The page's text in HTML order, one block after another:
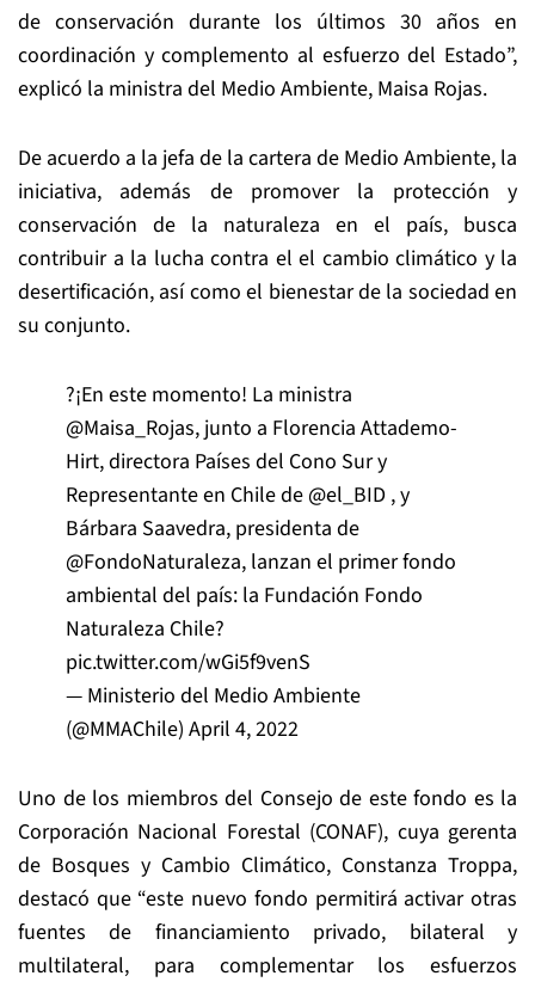
de conservación durante los últimos 30 años en
coordinación y complemento al esfuerzo del Estado”,
explicó la ministra del Medio Ambiente, Maisa Rojas.
De acuerdo a la jefa de la cartera de Medio Ambiente, la
iniciativa, además de promover la protección y
conservación de la naturaleza en el país, busca
contribuir a la lucha contra el el cambio climático y la
desertificación, así como el bienestar de la sociedad en
su conjunto.
?¡En este momento! La ministra
@Maisa_Rojas, junto a Florencia Attademo-
Hirt, directora Países del Cono Sur y
Representante en Chile de @el_BID , y
Bárbara Saavedra, presidenta de
@FondoNaturaleza, lanzan el primer fondo
ambiental del país: la Fundación Fondo
Naturaleza Chile?
pic.twitter.com/wGi5f9venS
— Ministerio del Medio Ambiente
(@MMAChile) April 4, 2022
Uno de los miembros del Consejo de este fondo es la
Corporación Nacional Forestal (CONAF), cuya gerenta
de Bosques y Cambio Climático, Constanza Troppa,
destacó que “este nuevo fondo permitirá activar otras
fuentes de financiamiento privado, bilateral y
multilateral, para complementar los esfuerzos